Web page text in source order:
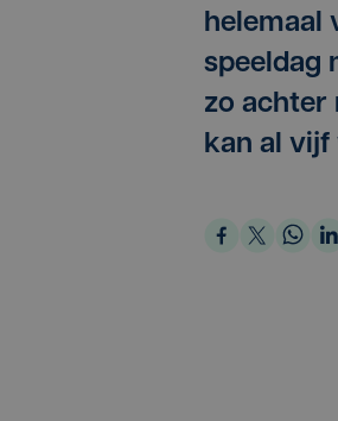
helemaal
speeldag
zo achter
kan al vijf